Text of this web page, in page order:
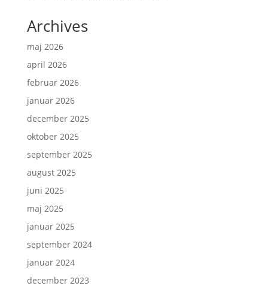
Archives
maj 2026
april 2026
februar 2026
januar 2026
december 2025
oktober 2025
september 2025
august 2025
juni 2025
maj 2025
januar 2025
september 2024
januar 2024
december 2023